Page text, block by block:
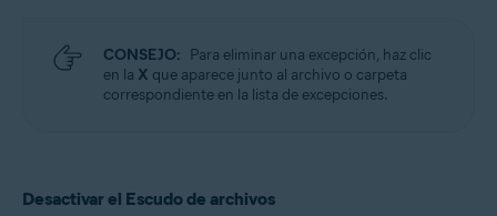
CONSEJO: Para eliminar una excepción, haz clic
en la X que aparece junto al archivo o carpeta
correspondiente en la lista de excepciones.
Desactivar el Escudo de archivos